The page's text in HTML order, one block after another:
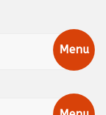
Menu